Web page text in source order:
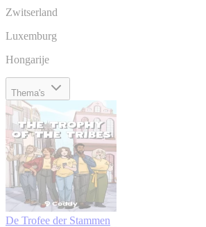
Zwitserland
Luxemburg
Hongarije
Thema's
De Trofee der Stammen